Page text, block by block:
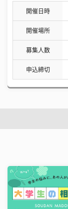
開催日時
開催場所
募集人数
申込締切